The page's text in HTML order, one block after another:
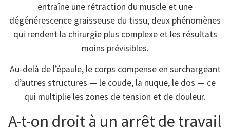
entraîne une rétraction du muscle et une
dégénérescence graisseuse du tissu, deux phénomènes
qui rendent la chirurgie plus complexe et les résultats
moins prévisibles.
Au-delà de l’épaule, le corps compense en surchargeant
d’autres structures — le coude, la nuque, le dos — ce
qui multiplie les zones de tension et de douleur.
A-t-on droit à un arrêt de travail